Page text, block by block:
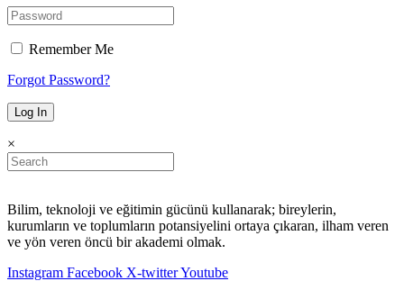
Remember Me
Forgot Password?
×
Bilim, teknoloji ve eğitimin gücünü kullanarak; bireylerin,
kurumların ve toplumların potansiyelini ortaya çıkaran, ilham veren
ve yön veren öncü bir akademi olmak.
Instagram Facebook X-twitterYoutube